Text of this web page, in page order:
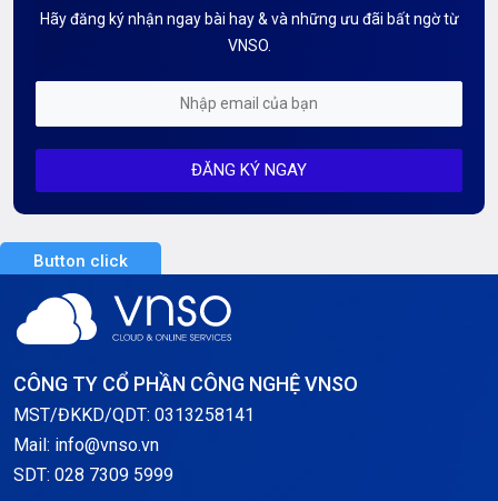
Kiến thức AI
Mỗi tuần 01 Server
Server Dedicated (Máy chủ riêng)
Server GPU
Server Windows
Thông báo
Thông tin chung
Hãy đăng ký nhận ngay bài hay & và những ưu đãi bất ngờ từ
VNSO.
ĐĂNG KÝ NGAY
Button click
CÔNG TY CỔ PHẦN CÔNG NGHỆ VNSO
MST/ĐKKD/QDT: 0313258141
Mail: info@vnso.vn
SDT: 028 7309 5999